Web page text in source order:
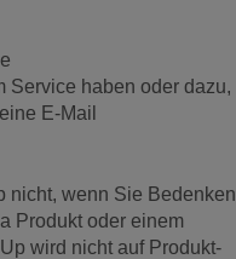
Service haben oder dazu,
E-Mail
nicht, wenn Sie Bedenken
Produkt oder einem
wird nicht auf Produkt-